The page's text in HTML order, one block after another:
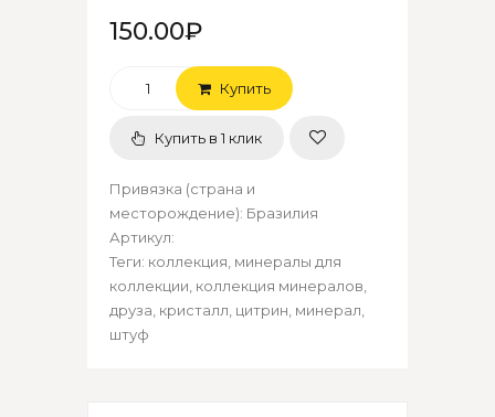
150.00₽
Купить
Купить в 1 клик
Привязка (страна и
месторождение): Бразилия
Артикул:
Теги: коллекция минералы для
коллекции коллекция минералов
друза кристалл цитрин минерал
штуф